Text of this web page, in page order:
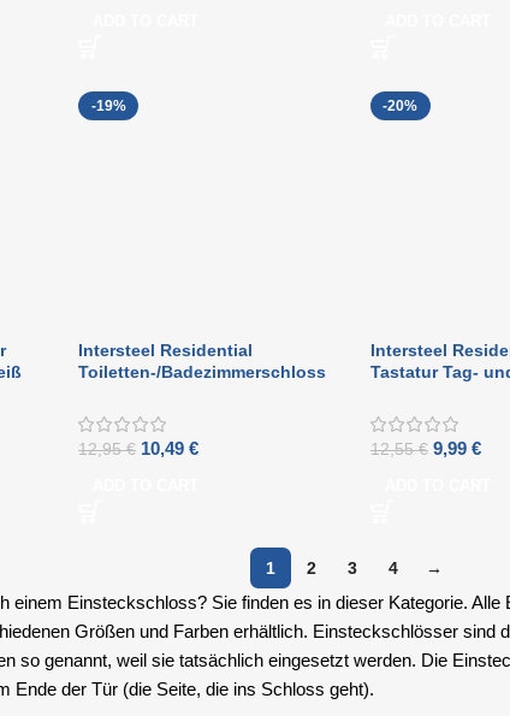
-19%
Intersteel Residential
Toiletten-/Badezimmerschloss
Edelstahl
12,95€ 10,49€
-20%
Intersteel
Tastatur Tag-
12,55€ 9,99 €
1 2 3 4 →
einem Einsteckschloss? Sie finden es in dieser Kategorie.
Größen und Farben erhältlich. Einsteckschlösser sind
so genannt, weil sie tatsächlich eingesetzt werden. Die
Ende der Tür (die Seite, die ins Schloss geht).